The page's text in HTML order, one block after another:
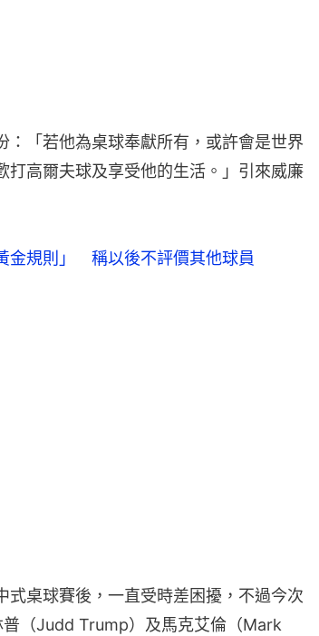
：「若他為桌球奉獻所有，或許會是世界
高爾夫球及享受他的生活。」引來威廉
金規則」 稱以後不評價其他球員
式桌球賽後，一直受時差困擾，不過今次
（Judd Trump）及馬克艾倫（Mark